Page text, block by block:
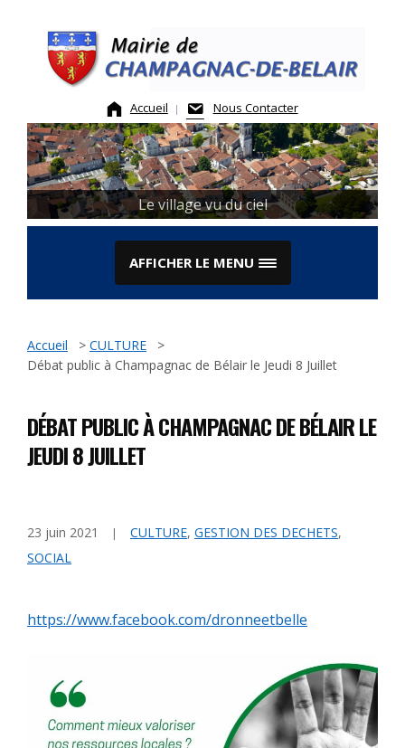
content
Accueil Nous Contacter
Le village vu du ciel
AFFICHER LE MENU
Accueil > CULTURE
>
Débat public à Champagnac de Bélair le Jeudi 8 Juillet
DÉBAT PUBLIC À CHAMPAGNAC DE BÉLAIR LE
JEUDI 8 JUILLET
23 juin 2021 CULTURE, GESTION DES DECHETS,
SOCIAL
https://www.facebook.com/dronneetbelle